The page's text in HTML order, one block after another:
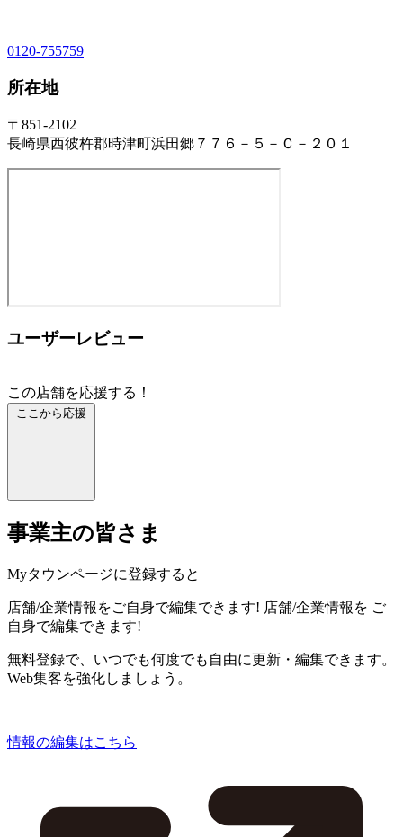
0120-755759
所在地
〒851-2102
長崎県西彼杵郡時津町浜田郷７７６－５－Ｃ－２０１
ユーザーレビュー
この店舗を応援する！
ここから応援
事業主の皆さま
Myタウンページに登録すると
店舗/企業情報をご自身で編集できます! 店舗/企業情報を ご
自身で編集できます!
無料登録で、いつでも何度でも自由に更新・編集できます。
Web集客を強化しましょう。
情報の編集はこちら